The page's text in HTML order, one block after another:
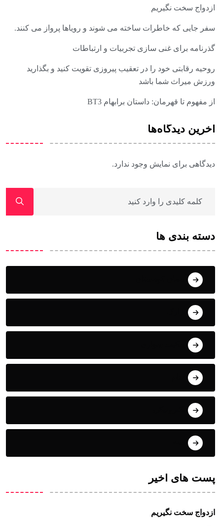
ازدواج سخت نگیریم
سفر جایی که خاطرات ساخته می شوند و رویاها پرواز می کنند.
گذرنامه برای غنی سازی تجربیات و ارتباطات
روحیه رقابتی خود را در تعقیب پیروزی تقویت کنید و بگذارید
ورزش میراث شما باشد
از مفهوم تا قهرمان: داستان برابهام BT3
آخرین دیدگاه‌ها
دیدگاهی برای نمایش وجود ندارد.
دسته بندی ها
پست های اخیر
ازدواج سخت نگیریم